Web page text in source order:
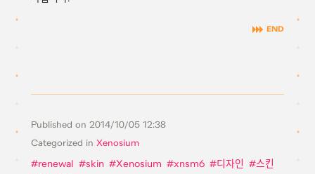
Published on 2014/10/05 12:38
Categorized in Xenosium
renewal skin Xenosium xnsm6 디자인
스킨